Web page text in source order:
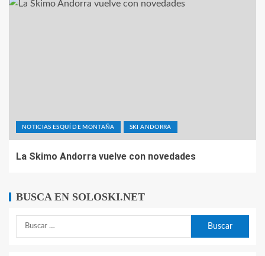
NOTICIAS ESQUÍ DE MONTAÑA SKI ANDORRA
La Skimo Andorra vuelve con novedades
BUSCA EN SOLOSKI.NET